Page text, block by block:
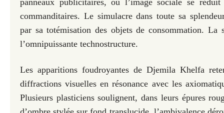
panneaux publicitaires, où l’image sociale se
commanditaires. Le simulacre dans toute sa
par sa totémisation des objets de consommation. La
l’omnipuissante technostructure.
Les apparitions foudroyantes de Djemila Khelfa
diffractions visuelles en résonance avec les
Plusieurs plasticiens soulignent, dans leurs épures